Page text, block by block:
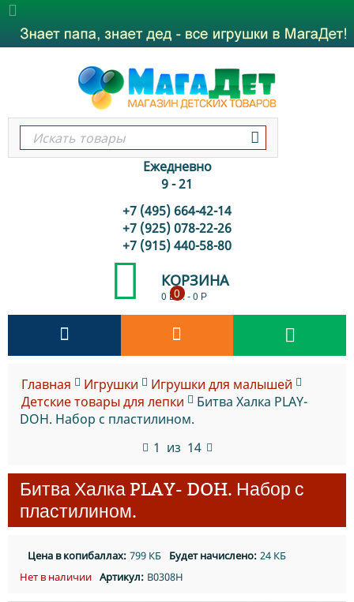
Ежедневно
9 - 21
+7 (495) 664-42-14
+7 (925) 078-22-26
+7 (915) 440-58-80
КОРЗИНА
0 шт.-0 Р
0
Главная Игрушки
Игрушки для малышей
Детские товары для лепки
Битва Халка PLAY-
DOH. Набор с пластилином.
1 из 14
Битва Халка PLAY- DOH. Набор с
пластилином.
Цена в копибаллах: 799 КБ Будет начислено: 24 КБ
Нет в наличии Артикул: B0308H